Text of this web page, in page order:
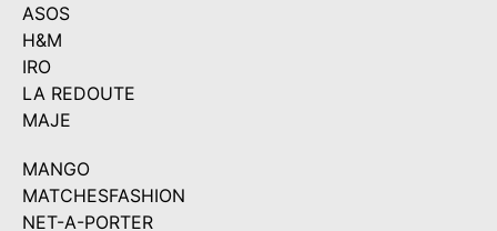
ASOS
H&M
IRO
LA REDOUTE
MAJE
MANGO
MATCHESFASHION
NET-A-PORTER